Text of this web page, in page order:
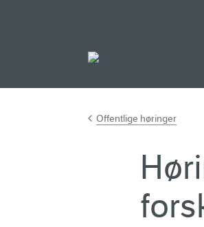
Offentlige høringer